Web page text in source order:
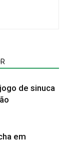
de sinuca
em